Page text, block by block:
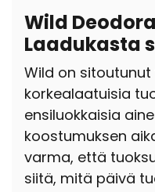
Wild
Laadukasta
Wild on
korkealaatuisia
ensiluokkaisia
koostumuksen
varma, että
siitä, mitä päivä